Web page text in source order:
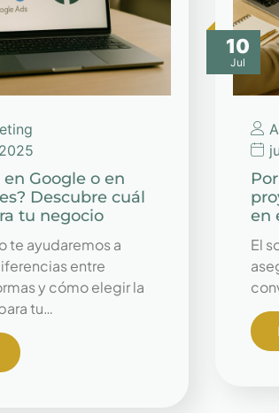
Google o en
Descubre cuál
tu negocio
te ayudaremos a
entre
y cómo elegir la
tu…
10
Jul
en
El